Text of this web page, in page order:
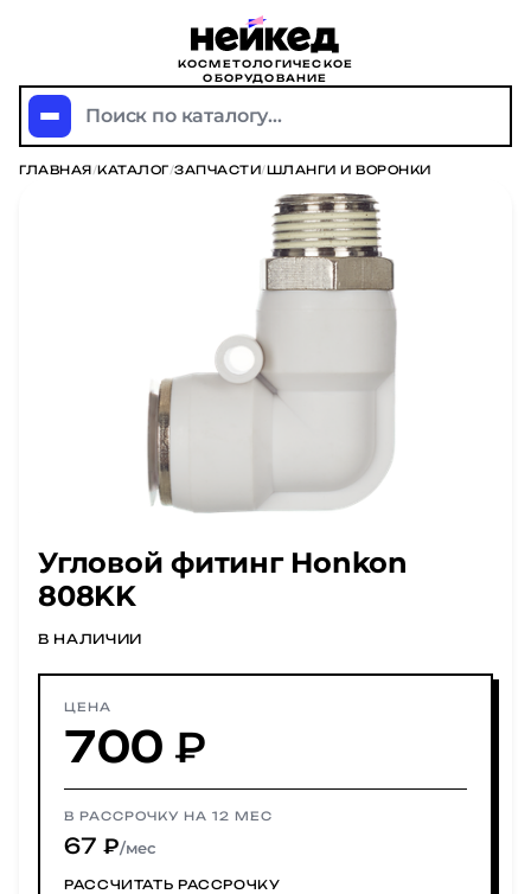
КОСМЕТОЛОГИЧЕСКОЕ
ОБОРУДОВАНИЕ
Поиск по каталогу...
ГЛАВНАЯ/КАТАЛОГ/ЗАПЧАСТИ/ШЛАНГИ И ВОРОНКИ
Угловой фитинг Honkon
808KK
В НАЛИЧИИ
ЦЕНА
700 ₽
В РАССРОЧКУ НА 12 МЕС
67 ₽/мес
РАССЧИТАТЬ РАССРОЧКУ